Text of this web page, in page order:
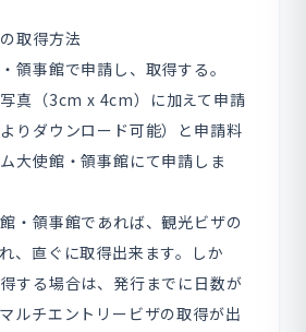
取得方法
領事館で申請し、取得する。
真（3cm x 4cm）に加えて申請
りダウンロード可能）と申請料
大使館・領事館にて申請しま
・領事館であれば、観光ビザの
、直ぐに取得出来ます。しか
する場合は、発行までに日数が
ルチエントリービザの取得が出